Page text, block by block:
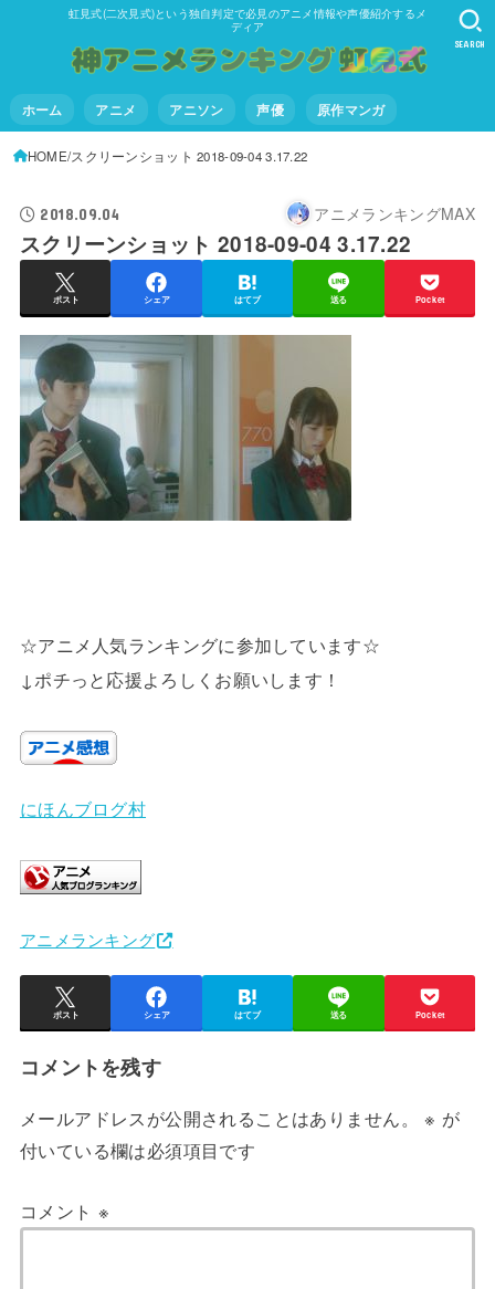
虹見式(二次見式)という独自判定で必見のアニメ情報や声優紹介するメ
ディア
ホーム アニメ アニソン 声優 原作マンガ
SEARCH
HOME スクリーンショット 2018-09-04 3.17.22
2018.09.04 アニメランキングMAX
スクリーンショット 2018-09-04 3.17.22
ポスト シェア はてブ 送る Pocket
☆アニメ人気ランキングに参加しています☆
↓ポチっと応援よろしくお願いします！
にほんブログ村
アニメランキング
ポスト シェア はてブ 送る Pocket
コメントを残す
メールアドレスが公開されることはありません。 ※ が
付いている欄は必須項目です
コメント ※